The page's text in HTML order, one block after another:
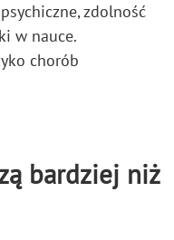
zdolność
w nauce.
chorób
bardziej niż